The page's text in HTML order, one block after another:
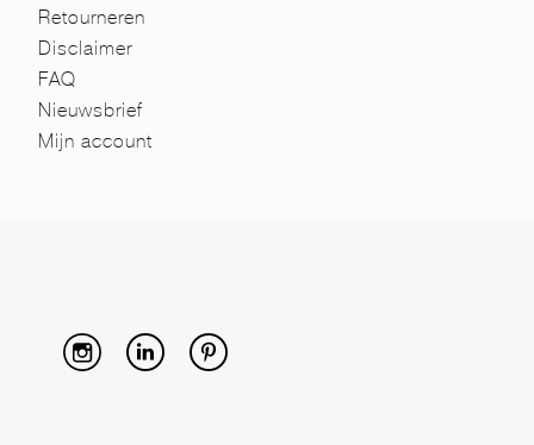
Retourneren
Disclaimer
FAQ
Nieuwsbrief
Mijn account